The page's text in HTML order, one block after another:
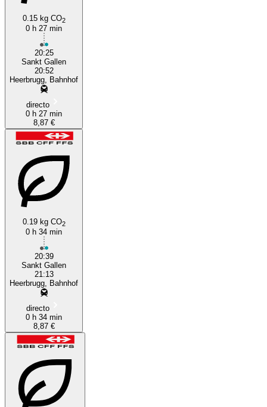
0.15 kg CO2
0 h 27 min
20:25
Sankt Gallen
20:52
Heerbrugg, Bahnhof
directo
0 h 27 min
8,87 €
0.19 kg CO2
0 h 34 min
20:39
Sankt Gallen
21:13
Heerbrugg, Bahnhof
directo
0 h 34 min
8,87 €